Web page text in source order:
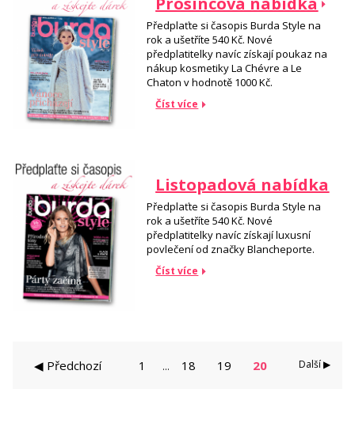
Předplaťte si časopis Burda Style na
rok a ušetříte 540 Kč. Nové
předplatitelky navíc získají poukaz na
nákup kosmetiky La Chévre a Le
Chaton v hodnotě 1000 Kč.
Číst více
Listopadová nabídka
Předplaťte si časopis Burda Style na
rok a ušetříte 540 Kč. Nové
předplatitelky navíc získají luxusní
povlečení od značky Blancheporte.
Číst více
◀ Předchozí 1 ... 18 19 20 Další ▶